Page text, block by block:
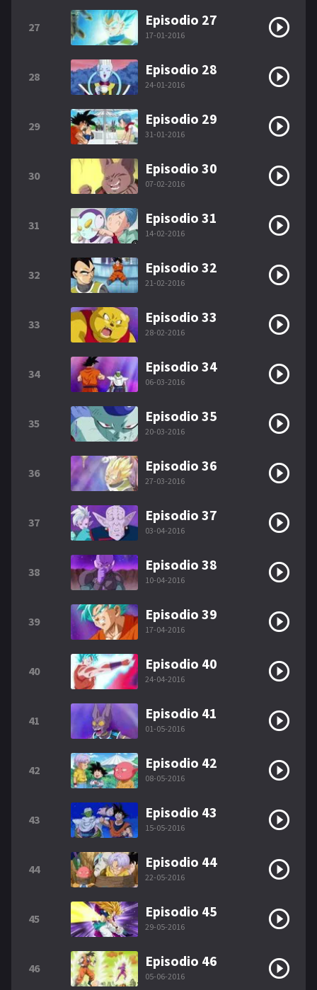
27 Episodio 27
17-01-2016
28 Episodio 28
24-01-2016
29 Episodio 29
31-01-2016
30 Episodio 30
07-02-2016
31 Episodio 31
14-02-2016
32 Episodio 32
21-02-2016
33 Episodio 33
28-02-2016
34 Episodio 34
06-03-2016
35 Episodio 35
20-03-2016
36 Episodio 36
27-03-2016
37 Episodio 37
03-04-2016
38 Episodio 38
10-04-2016
39 Episodio 39
17-04-2016
40 Episodio 40
24-04-2016
41 Episodio 41
01-05-2016
42 Episodio 42
08-05-2016
43 Episodio 43
15-05-2016
44 Episodio 44
22-05-2016
45 Episodio 45
29-05-2016
46 Episodio 46
05-06-2016